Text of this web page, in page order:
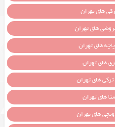
های تهران
های تهران
های تهران
های تهران
های تهران
های تهران
های تهران